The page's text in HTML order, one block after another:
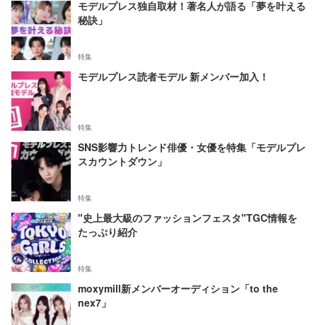
モデルプレス独自取材！著名人が語る「夢を叶える
秘訣」
特集
モデルプレス読者モデル 新メンバー加入！
特集
SNS影響力トレンド俳優・女優を特集「モデルプレ
スカウントダウン」
特集
"史上最大級のファッションフェスタ"TGC情報を
たっぷり紹介
特集
moxymill新メンバーオーディション「to the
nex7」